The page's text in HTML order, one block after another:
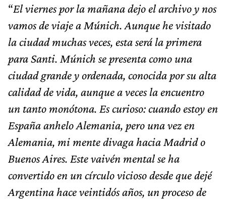
“El viernes por la mañana dejo el archivo y nos
vamos de viaje a Múnich. Aunque he visitado
la ciudad muchas veces, esta será la primera
para Santi. Múnich se presenta como una
ciudad grande y ordenada, conocida por su alta
calidad de vida, aunque a veces la encuentro
un tanto monótona. Es curioso: cuando estoy en
España anhelo Alemania, pero una vez en
Alemania, mi mente divaga hacia Madrid o
Buenos Aires. Este vaivén mental se ha
convertido en un círculo vicioso desde que dejé
Argentina hace veintidós años, un proceso de